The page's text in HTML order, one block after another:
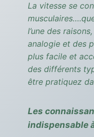
La vitesse se
l’une des
analogie et des
plus facile et
des différents
être pratiquez
Les
indispensable